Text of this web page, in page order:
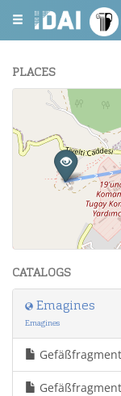
PLACES
−
Leaflet|
CATALOGS
Emagines
Emagines
Gefäßfragment
Gefäßfragment